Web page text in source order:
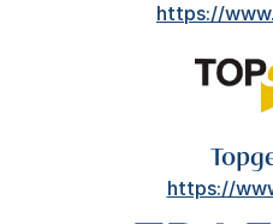
https://
https://